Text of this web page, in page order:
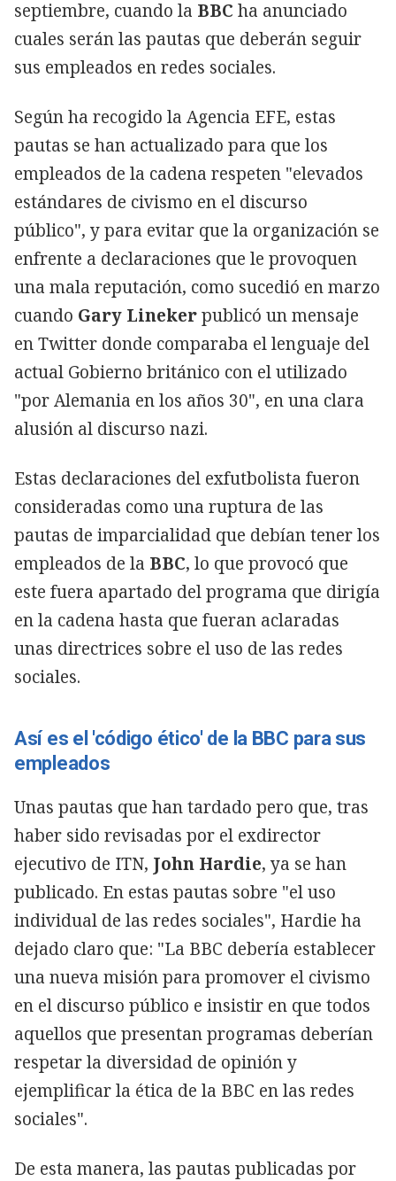
septiembre, cuando la BBC ha anunciado
cuales serán las pautas que deberán seguir
sus empleados en redes sociales.
Según ha recogido la Agencia EFE, estas
pautas se han actualizado para que los
empleados de la cadena respeten "elevados
estándares de civismo en el discurso
público", y para evitar que la organización se
enfrente a declaraciones que le provoquen
una mala reputación, como sucedió en marzo
cuando Gary Linekerpublicó un mensaje
en Twitter donde comparaba el lenguaje del
actual Gobierno británico con el utilizado
"por Alemania en los años 30", en una clara
alusión al discurso nazi.
Estas declaraciones del exfutbolista fueron
consideradas como una ruptura de las
pautas de imparcialidad que debían tener los
empleados de la BBC, lo que provocó que
este fuera apartado del programa que dirigía
en la cadena hasta que fueran aclaradas
unas directrices sobre el uso de las redes
sociales.
Así es el 'código ético' de la BBC para sus
empleados
Unas pautas que han tardado pero que, tras
haber sido revisadas por el exdirector
ejecutivo de ITN, John Hardie, ya se han
publicado. En estas pautas sobre "el uso
individual de las redes sociales", Hardie ha
dejado claro que: "La BBC debería establecer
una nueva misión para promover el civismo
en el discurso público e insistir en que todos
aquellos que presentan programas deberían
respetar la diversidad de opinión y
ejemplificar la ética de la BBC en las redes
sociales".
De esta manera, las pautas publicadas por